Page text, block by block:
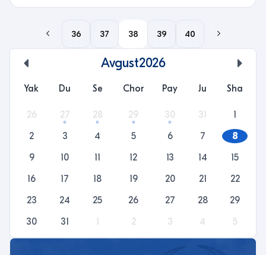
36 37 38 39 40
Avgust2026
Yak Du Se Chor Pay Ju Sha
26 27 28 29 30 31
1
2
3 4 5 6 7
8
9
10 11 12 13 14
15
16
17 18 19 20 21
22
23
24 25 26 27 28
29
30
31 2 3 4 5